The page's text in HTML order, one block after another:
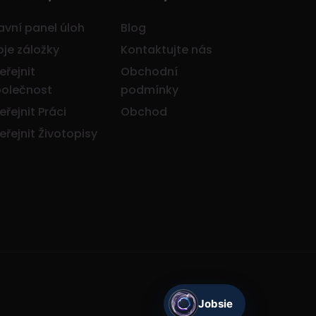
panel úloh
záložky
Práci
Životopisy
Blog
Kontaktujte nás
Obchodní
podmínky
Obchod
Jobsie